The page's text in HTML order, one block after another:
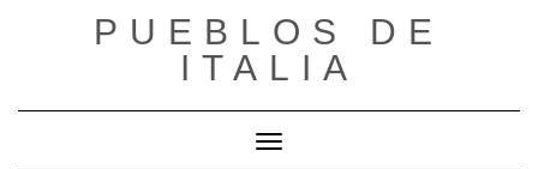
PUEBLOS DE
ITALIA
Cambiar modo de navegación